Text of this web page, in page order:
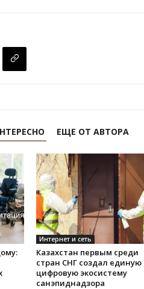
ЕЩЕ ОТ АВТОРА
Интернет и сеть
Казахстан первым среди
стран СНГ создал единую
цифровую экосистему
санэпиднадзора